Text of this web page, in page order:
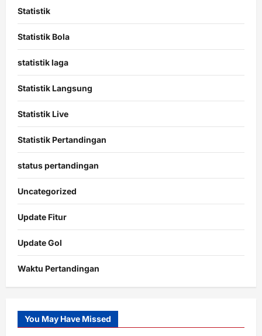
Statistik
Statistik Bola
statistik laga
Statistik Langsung
Statistik Live
Statistik Pertandingan
status pertandingan
Uncategorized
Update Fitur
Update Gol
Waktu Pertandingan
Slot
Gacor
You May Have Missed